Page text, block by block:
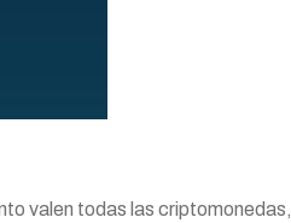
valen todas las criptomonedas,